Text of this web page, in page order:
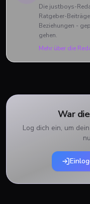
Die justboys-
Ratgeber-
Beziehungen -
gehen.
Mehr über die
War
Log dich ein, um